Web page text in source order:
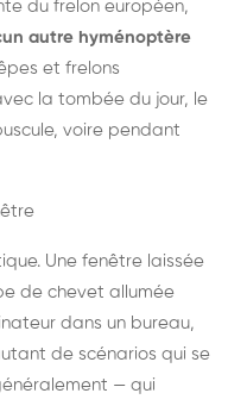
du frelon européen,
autre hyménoptère
et frelons
la tombée du jour, le
voire pendant
Une fenêtre laissée
de chevet allumée
dans un bureau,
de scénarios qui se
— qui